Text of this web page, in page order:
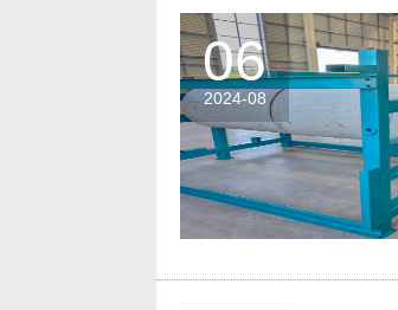
06
2024-08